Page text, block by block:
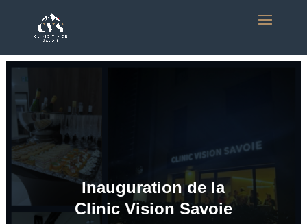
Inauguration de la
Clinic Vision Savoie